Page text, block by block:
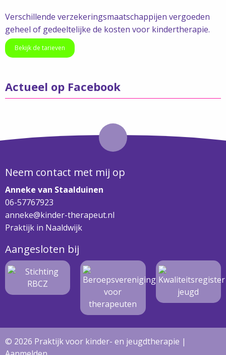
Verschillende verzekeringsmaatschappijen vergoeden
geheel of gedeeltelijke de kosten voor kindertherapie.
Bekijk de tarieven
Actueel op Facebook
Neem contact met mij op
Anneke van Staalduinen
06-57767923
anneke@kinder-therapeut.nl
Praktijk in Naaldwijk
Aangesloten bij
© 2026 Praktijk voor kinder- en jeugdtherapie |